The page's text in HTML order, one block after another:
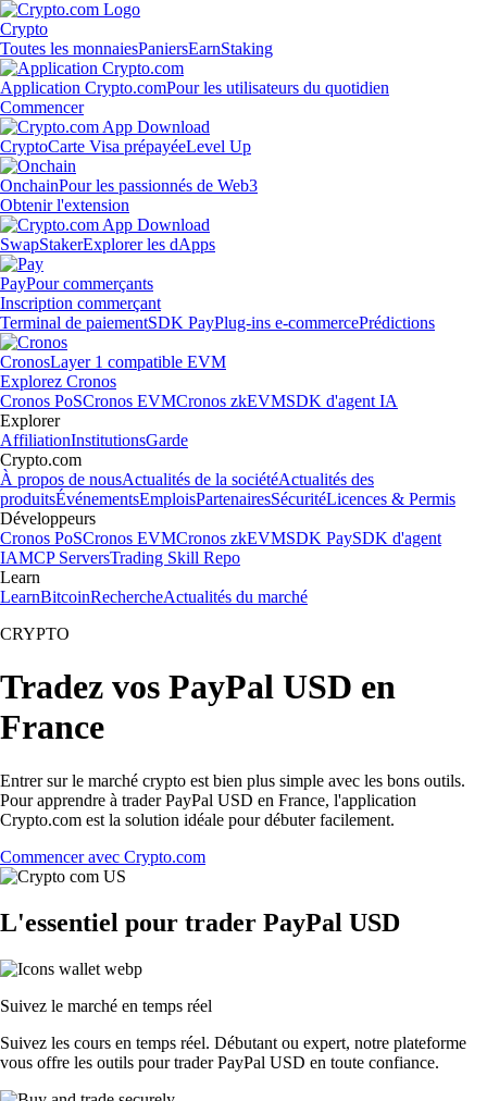
Crypto
Toutes les monnaiesPaniersEarnStaking
Application Crypto.comPour les utilisateurs du quotidien
Commencer
CryptoCarte Visa prépayéeLevel Up
OnchainPour les passionnés de Web3
Obtenir l'extension
SwapStakerExplorer les dApps
PayPour commerçants
Inscription commerçant
Terminal de paiementSDK PayPlug-ins e-commercePrédictions
CronosLayer 1 compatible EVM
Explorez Cronos
Cronos PoSCronos EVMCronos zkEVMSDK d'agent IA
Explorer
AffiliationInstitutionsGarde
Crypto.com
À propos de nousActualités de la sociétéActualités des
produitsÉvénementsEmploisPartenairesSécuritéLicences & Permis
Développeurs
Cronos PoSCronos EVMCronos zkEVMSDK PaySDK d'agent
IAMCP ServersTrading Skill Repo
Learn
LearnBitcoinRechercheActualités du marché
CRYPTO
Tradez vos PayPal USD en
France
Entrer sur le marché crypto est bien plus simple avec les bons outils.
Pour apprendre à trader PayPal USD en France, l'application
Crypto.com est la solution idéale pour débuter facilement.
Commencer avec Crypto.com
L'essentiel pour trader PayPal USD
Suivez le marché en temps réel
Suivez les cours en temps réel. Débutant ou expert, notre plateforme
vous offre les outils pour trader PayPal USD en toute confiance.